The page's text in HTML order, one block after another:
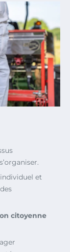
individuel et
citoyenne